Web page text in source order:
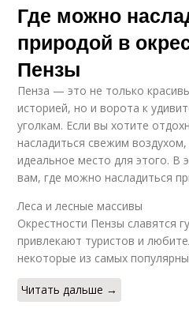
Где можно
природой в
Пензы
Пенза — это не только
историей, но и ворота к
уголкам. Если вы хотите
насладиться свежим
идеальное место для этого. В
вам, где можно насладиться
Леса и лесные массивы
Окрестности Пензы славятся
привлекают туристов и
некоторые из самых
Читать дальше →